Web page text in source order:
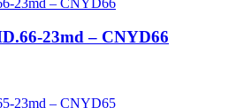
23md – CNYD66